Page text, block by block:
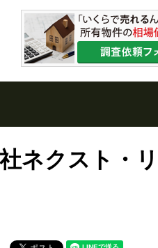
ネクスト・